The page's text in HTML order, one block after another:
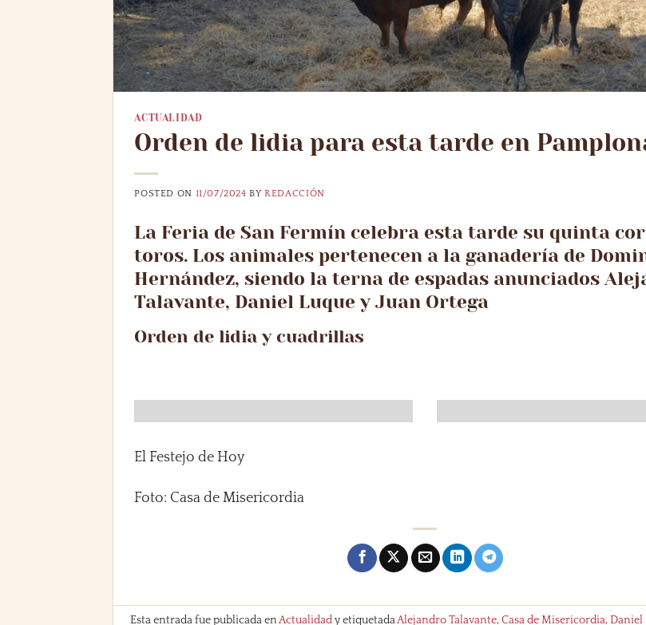
ACTUALIDAD
Orden de lidia para esta tarde en
POSTED ON 11/07/2024 BYREDACCIÓN
La Feria de San Fermín celebra esta tarde su quinta
toros. Los animales pertenecen a la ganadería de
Hernández, siendo la terna de espadas anunciados
Talavante, Daniel Luque y Juan Ortega
Orden de lidia y cuadrillas
El Festejo de Hoy
Foto: Casa de Misericordia
Esta entrada fue publicada enActualidady etiquetadaAlejandro Talavante,Casa de Misericordia,Daniel